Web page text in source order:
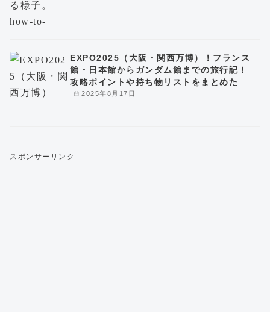
2025年8月17日
EXPO2025（大阪・関西万博）！フランス
館・日本館からガンダム館までの旅行記！
攻略ポイントや持ち物リストをまとめた
スポンサーリンク